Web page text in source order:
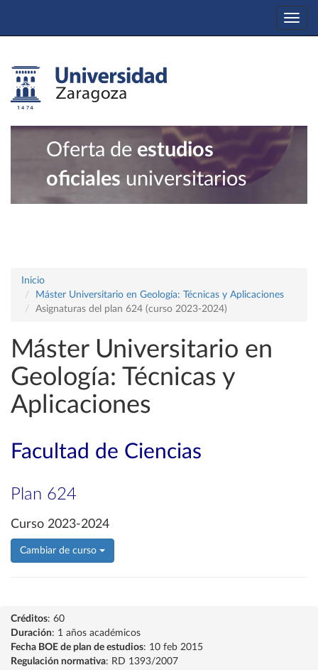
Oferta de estudios
oficiales universitarios
Inicio
Máster Universitario en Geología: Técnicas y Aplicaciones
Asignaturas del plan 624 (curso 2023-2024)
Máster Universitario en
Geología: Técnicas y
Aplicaciones
Facultad de Ciencias
Plan 624
Curso 2023-2024
Cambiar de curso
Créditos: 60
Duración: 1 años académicos
Fecha BOE de plan de estudios: 10 feb 2015
Regulación normativa: RD 1393/2007